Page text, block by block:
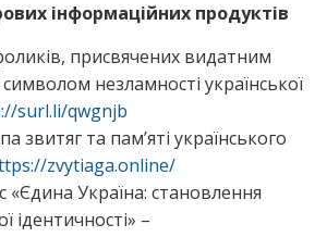
інформаційних продуктів
присвячених видатним
символом незламності української
surl.li/qwgnjb
звитяг та пам’яті українського
zvytiaga.online/
«Єдина Україна: становлення
ідентичності» –